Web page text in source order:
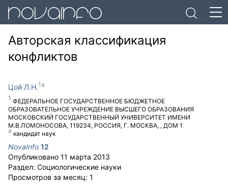
Авторская классификация
конфликтов
Цой Л.Н.
ФЕДЕРАЛЬНОЕ ГОСУДАРСТВЕННОЕ БЮДЖЕТНОЕ
ОБРАЗОВАТЕЛЬНОЕ УЧРЕЖДЕНИЕ ВЫСШЕГО ОБРАЗОВАНИЯ
МОСКОВСКИЙ ГОСУДАРСТВЕННЫЙ УНИВЕРСИТЕТ ИМЕНИ
М.В.ЛОМОНОСОВА, 119234, РОССИЯ, Г. МОСКВА, , ДОМ 1
кандидат наук
NovaInfo 12
Опубликовано 11 марта 2013
Раздел: Социологические науки
Просмотров за месяц: 1